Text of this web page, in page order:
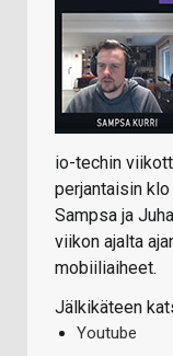
io-techin
perjantaisin
Sampsa ja
viikon ajalta
mobiiliaiheet.
Jälkikäteen
Youtube